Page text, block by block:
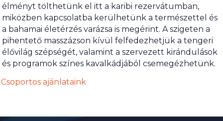
élményt tölthetünk el itt a karibi rezervátumban,
miközben kapcsolatba kerülhetünk a természettel és
a bahamai életérzés varázsa is megérint. A szigeten a
pihentető masszázson kívül felfedezhetjük a tengeri
élővilág szépségét, valamint a szervezett kirándulások
és programok színes kavalkádjából csemegézhetünk.
Csoportos ajánlataink